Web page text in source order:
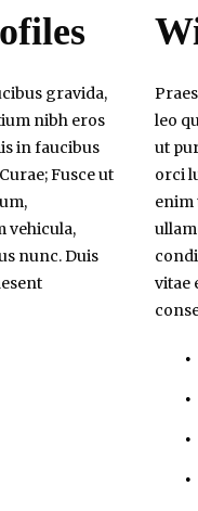
gravida,
nibh eros
in faucibus
Fusce ut
vehicula,
nunc. Duis
leo
ut
orci
enim
vitae